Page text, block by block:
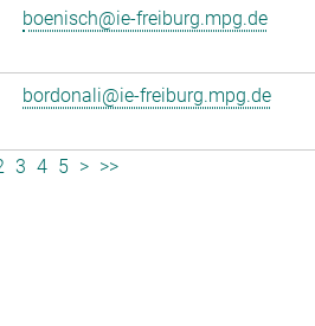
boenisch@ie-freiburg.mpg.de
bordonali@ie-freiburg.mpg.de
3 4 5 > >>